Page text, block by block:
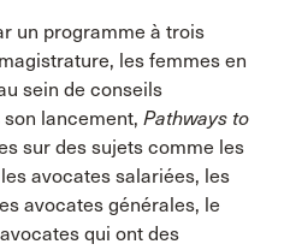
un programme à trois
les femmes en
sein de conseils
lancement, Pathways to
sur des sujets comme les
avocates salariées, les
avocates générales, le
qui ont des